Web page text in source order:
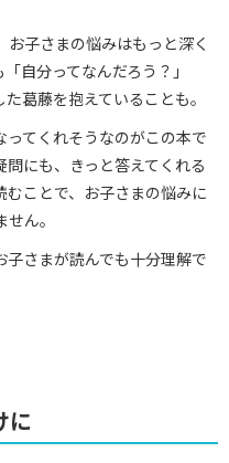
子さまの悩みはもっと深く
自分ってなんだろう？」
葛藤を抱えていることも。
てくれそうなのがこの本で
にも、きっと答えてくれる
ことで、お子さまの悩みに
ん。
さまが読んでも十分理解で
に